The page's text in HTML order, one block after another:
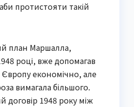
протистояти такій
план Маршалла,
році, вже допомагав
економічно, але
вимагала більшого.
договір 1948 року між